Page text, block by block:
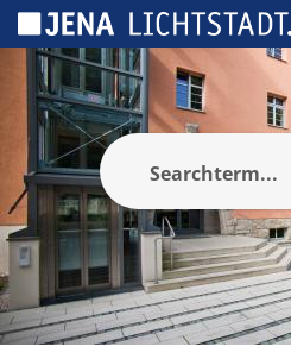
Panel de gestión de cookies